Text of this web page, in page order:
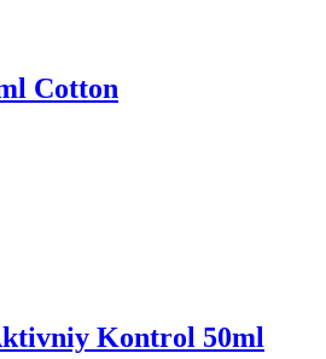
Cotton
Kontrol 50ml